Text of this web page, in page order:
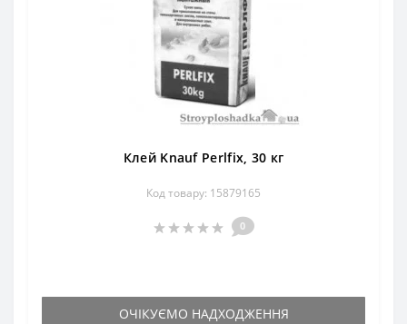
Клей Knauf Perlfix, 30 кг
Код товару: 15879165
0
ОЧІКУЄМО НАДХОДЖЕННЯ